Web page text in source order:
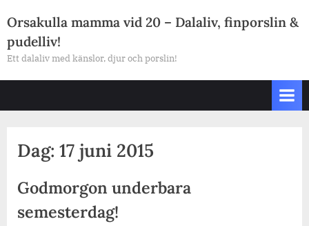
to
content
Orsakulla mamma vid 20 – Dalaliv, finporslin &
pudelliv!
Ett dalaliv med känslor, djur och porslin!
Dag: 17 juni 2015
Godmorgon underbara
semesterdag!